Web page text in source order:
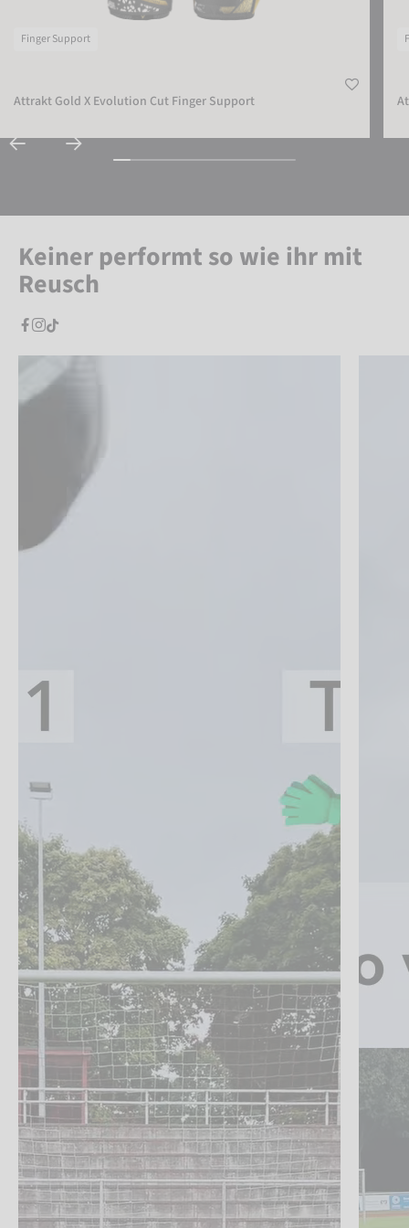
Finger Support
Attrakt Gold X Evolution Cut Finger Support
Keiner performt so wie ihr mit
Reusch